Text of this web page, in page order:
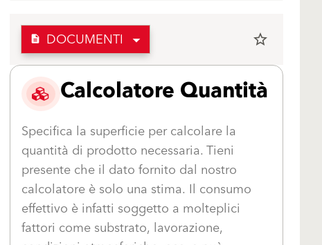
description DOCUMENTI star_border
Calcolatore Quantità
Specifica la superficie per calcolare la
quantità di prodotto necessaria. Tieni
presente che il dato fornito dal nostro
calcolatore è solo una stima. Il consumo
effettivo è infatti soggetto a molteplici
fattori come substrato, lavorazione,